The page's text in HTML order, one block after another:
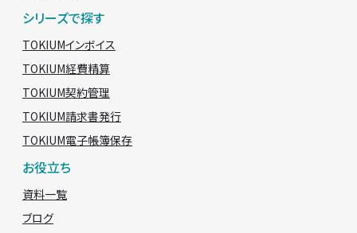
シリーズで探す
TOKIUMインボイス
TOKIUM経費精算
TOKIUM契約管理
TOKIUM請求書発行
TOKIUM電子帳簿保存
お役立ち
資料一覧
ブログ